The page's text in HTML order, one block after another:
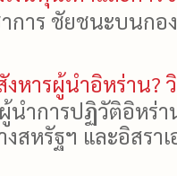
การ ชัยชนะบนกอ
หารผู้นำอิหร่าน?
ำการปฏิวัติอิหร่า
สหรัฐฯ และอิสรา